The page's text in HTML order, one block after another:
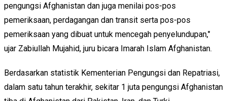
pengungsi Afghanistan dan juga menilai pos-pos
pemeriksaan, perdagangan dan transit serta pos-pos
pemeriksaan yang dibuat untuk mencegah penyelundupan,"
ujar Zabiullah Mujahid, juru bicara Imarah Islam Afghanistan.
Berdasarkan statistik Kementerian Pengungsi dan Repatriasi,
dalam satu tahun terakhir, sekitar 1 juta pengungsi Afghanistan